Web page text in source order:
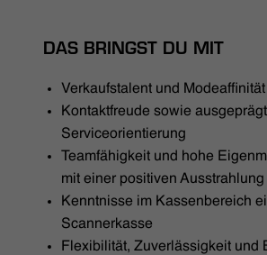
DAS BRINGST DU MIT
Verkaufstalent und Modeaffinität
Kontaktfreude sowie
Serviceorientierung
Teamfähigkeit und hohe
mit einer positiven Ausstrahlung
Kenntnisse im Kassenbereich
Scannerkasse
Flexibilität, Zuverlässigkeit und